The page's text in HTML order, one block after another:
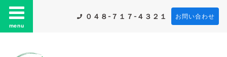
menu
０４８-７１７-４３２１ お問い合わせ